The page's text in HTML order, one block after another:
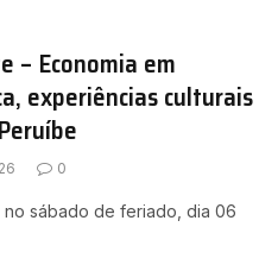
– Economia em
experiências culturais
0
sábado de feriado, dia 06